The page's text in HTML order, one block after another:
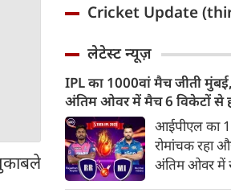
Cricket Update
लेटेस्ट न्यूज़
IPL का 1000वां मैच जीती
अंतिम ओवर में मैच 6 विकेटों से
आईपीएल का
रोमांचक रहा
अंतिम ओवर में